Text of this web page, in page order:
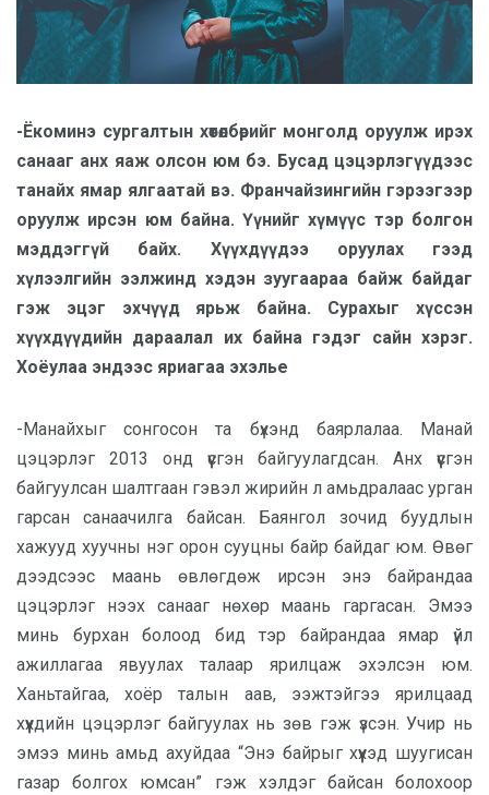
-Ёкоминэ сургалтын хөтөлбөрийг монголд оруулж ирэх
санааг анх яаж олсон юм бэ. Бусад цэцэрлэгүүдээс
танайх ямар ялгаатай вэ. Франчайзингийн гэрээгээр
оруулж ирсэн юм байна. Үүнийг хүмүүс тэр болгон
мэддэггүй байх. Хүүхдүүдээ оруулах гээд
хүлээлгийн ээлжинд хэдэн зуугаараа байж байдаг
гэж эцэг эхчүүд ярьж байна. Сурахыг хүссэн
хүүхдүүдийн дараалал их байна гэдэг сайн хэрэг.
Хоёулаа эндээс яриагаа эхэлье
-Манайхыг сонгосон та бүхэнд баярлалаа. Манай
цэцэрлэг 2013 онд үүсгэн байгуулагдсан. Анх үүсгэн
байгуулсан шалтгаан гэвэл жирийн л амьдралаас урган
гарсан санаачилга байсан. Баянгол зочид буудлын
хажууд хуучны нэг орон сууцны байр байдаг юм. Өвөг
дээдсээс маань өвлөгдөж ирсэн энэ байрандаа
цэцэрлэг нээх санааг нөхөр маань гаргасан. Эмээ
минь бурхан болоод бид тэр байрандаа ямар үйл
ажиллагаа явуулах талаар ярилцаж эхэлсэн юм.
Ханьтайгаа, хоёр талын аав, ээжтэйгээ ярилцаад
хүүхдийн цэцэрлэг байгуулах нь зөв гэж үзсэн. Учир нь
эмээ минь амьд ахуйдаа “Энэ байрыг хүүхэд шуугисан
газар болгох юмсан” гэж хэлдэг байсан болохоор